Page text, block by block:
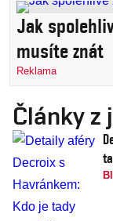
Jak
musíte znát
Reklama
Články